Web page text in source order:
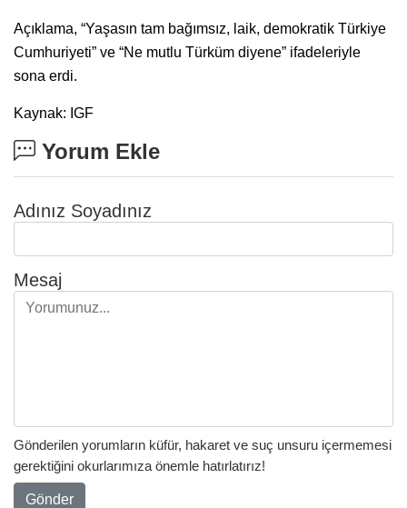
Açıklama, “Yaşasın tam bağımsız, laik, demokratik Türkiye
Cumhuriyeti” ve “Ne mutlu Türküm diyene” ifadeleriyle
sona erdi.
Kaynak: IGF
Yorum Ekle
Adınız Soyadınız
Mesaj
Gönderilen yorumların küfür, hakaret ve suç unsuru içermemesi
gerektiğini okurlarımıza önemle hatırlatırız!
Gönder